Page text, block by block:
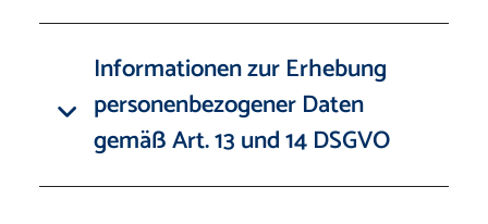
Informationen zur Erhebung
personenbezogener Daten
gemäß Art. 13 und 14 DSGVO